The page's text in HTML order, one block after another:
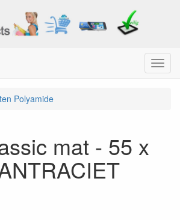
Menu
Polyamide
mat - 55 x